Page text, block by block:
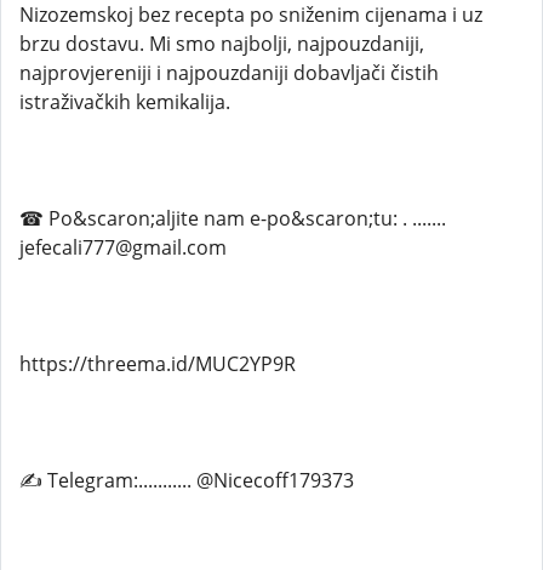
Nizozemskoj bez recepta po sniženim cijenama i uz
brzu dostavu. Mi smo najbolji, najpouzdaniji,
najprovjereniji i najpouzdaniji dobavljači čistih
istraživačkih kemikalija.
☎ Po&scaron;aljite nam e-po&scaron;tu: . .......
jefecali777@gmail.com
https://threema.id/MUC2YP9R
✍ Telegram:........... @Nicecoff179373